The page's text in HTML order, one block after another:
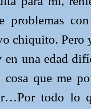
problemas
chiquito. Pero
en una edad
cosa que me
todo lo